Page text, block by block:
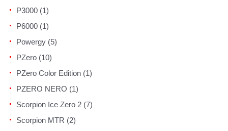
P3000 (1)
P6000 (1)
Powergy (5)
PZero (10)
PZero Color Edition (1)
PZERO NERO (1)
Scorpion Ice Zero 2 (7)
Scorpion MTR (2)